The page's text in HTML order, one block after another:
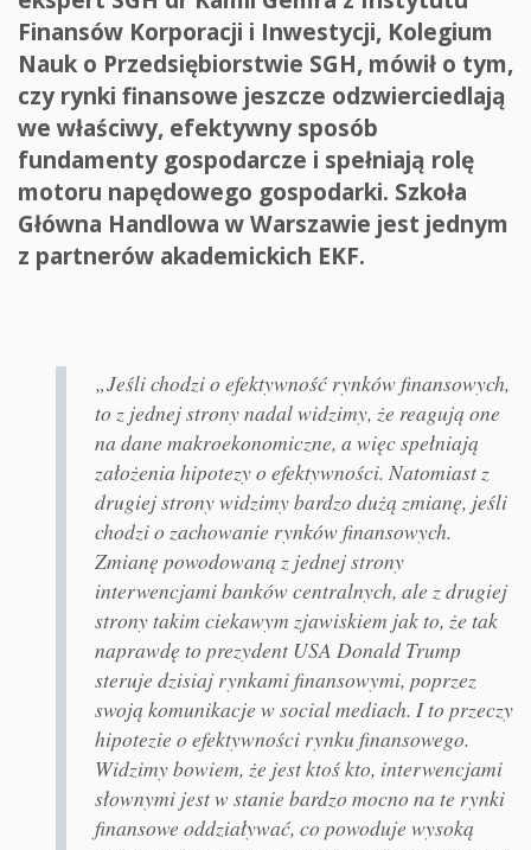
Finansów Korporacji i Inwestycji, Kolegium
Nauk o Przedsiębiorstwie SGH, mówił o tym,
czy rynki finansowe jeszcze odzwierciedlają
we właściwy, efektywny sposób
fundamenty gospodarcze i spełniają rolę
motoru napędowego gospodarki. Szkoła
Główna Handlowa w Warszawie jest jednym
z partnerów akademickich EKF.
„Jeśli chodzi o efektywność rynków finansowych,
to z jednej strony nadal widzimy, że reagują one
na dane makroekonomiczne, a więc spełniają
założenia hipotezy o efektywności. Natomiast z
drugiej strony widzimy bardzo dużą zmianę, jeśli
chodzi o zachowanie rynków finansowych.
Zmianę powodowaną z jednej strony
interwencjami banków centralnych, ale z drugiej
strony takim ciekawym zjawiskiem jak to, że tak
naprawdę to prezydent USA Donald Trump
steruje dzisiaj rynkami finansowymi, poprzez
swoją komunikacje w social mediach. I to przeczy
hipotezie o efektywności rynku finansowego.
Widzimy bowiem, że jest ktoś kto, interwencjami
słownymi jest w stanie bardzo mocno na te rynki
finansowe oddziaływać, co powoduje wysoką